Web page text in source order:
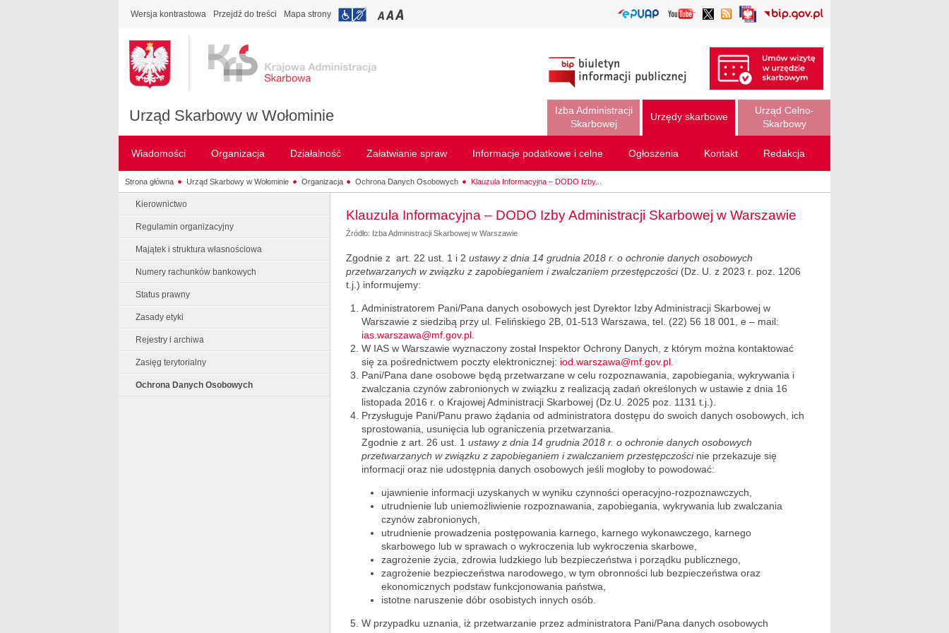
Wersja kontrastowa Przejdź do treści Mapa strony
Urząd Skarbowy w Wołominie
Izba Administracji
Skarbowej
Urzędy skarbowe
Urząd Celno-
Skarbowy
Wiadomości Organizacja Działalność Załatwianie spraw Informacje podatkowe i celne Ogłoszenia Kontakt Redakcja
Strona główna Urząd Skarbowy w Wołominie Organizacja Ochrona Danych Osobowych Klauzula Informacyjna – DODO Izby...
Kierownictwo
Regulamin organizacyjny
Majątek i struktura własnościowa
Numery rachunków bankowych
Status prawny
Zasady etyki
Rejestry i archiwa
Zasięg terytorialny
Ochrona Danych Osobowych
Klauzula Informacyjna – DODO Izby Administracji Skarbowej w Warszawie
Źródło: Izba Administracji Skarbowej w Warszawie
Zgodnie z art. 22 ust. 1 i 2 ustawy z dnia 14 grudnia 2018 r. o ochronie danych osobowych
przetwarzanych w związku z zapobieganiem i zwalczaniem przestępczości(Dz. U. z 2023 r. poz. 1206
t.j.) informujemy:
Administratorem Pani/Pana danych osobowych jest Dyrektor Izby Administracji Skarbowej w
Warszawie z siedzibą przy ul. Felińskiego 2B, 01-513 Warszawa, tel. (22) 56 18 001, e – mail:
ias.warszawa@mf.gov.pl
W IAS w Warszawie wyznaczony został Inspektor Ochrony Danych, z którym można kontaktować
się za pośrednictwem poczty elektronicznej: iod.warszawa@mf.gov.pl
Pani/Pana dane osobowe będą przetwarzane w celu rozpoznawania, zapobiegania, wykrywania i
zwalczania czynów zabronionych w związku z realizacją zadań określonych w ustawie z dnia 16
listopada 2016 r. o Krajowej Administracji Skarbowej (Dz.U. 2025 poz. 1131 t.j.).
Przysługuje Pani/Panu prawo żądania od administratora dostępu do swoich danych osobowych, ich
sprostowania, usunięcia lub ograniczenia przetwarzania.
Zgodnie z art. 26 ust. 1 ustawy z dnia 14 grudnia 2018 r. o ochronie danych osobowych
przetwarzanych w związku z zapobieganiem i zwalczaniem przestępczościnie przekazuje się
informacji oraz nie udostępnia danych osobowych jeśli mogłoby to powodować:
ujawnienie informacji uzyskanych w wyniku czynności operacyjno-rozpoznawczych,
utrudnienie lub uniemożliwienie rozpoznawania, zapobiegania, wykrywania lub zwalczania
czynów zabronionych,
utrudnienie prowadzenia postępowania karnego, karnego wykonawczego, karnego
skarbowego lub w sprawach o wykroczenia lub wykroczenia skarbowe,
zagrożenie życia, zdrowia ludzkiego lub bezpieczeństwa i porządku publicznego,
zagrożenie bezpieczeństwa narodowego, w tym obronności lub bezpieczeństwa oraz
ekonomicznych podstaw funkcjonowania państwa,
istotne naruszenie dóbr osobistych innych osób.
W przypadku uznania, iż przetwarzanie przez administratora Pani/Pana danych osobowych